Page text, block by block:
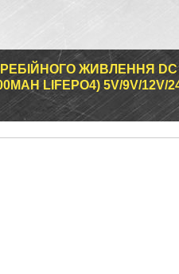
ЖИВЛЕННЯ DC
LIFEPO4) 5V/9V/12V/